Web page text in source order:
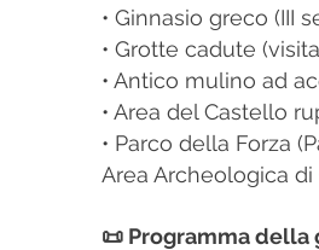
• Ginnasio greco (III
• Grotte cadute
• Antico mulino ad
• Area del Castello
• Parco della Forza
Area Archeologica di
📜 Programma della